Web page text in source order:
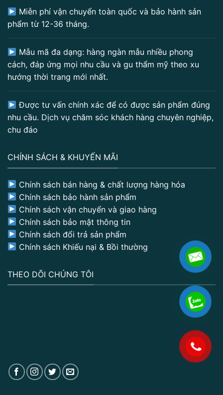
Miễn phí vận chuyển toàn quốc và bảo hành sản
phẩm từ 12-36 tháng.
Mẫu mã đa dạng: hàng ngàn mẫu nhiều phong
cách, đáp ứng mọi nhu cầu và gu thẩm mỹ theo xu
hướng thời trang mới nhất.
Được tư vấn chính xác để có được sản phẩm đúng
nhu cầu. Dịch vụ chăm sóc khách hàng chuyên nghiệp,
chu đáo
CHÍNH SÁCH & KHUYẾN MÃI
Chính sách bán hàng & chất lượng hàng hóa
Chính sách bảo hành sản phẩm
Chính sách vận chuyển và giao hàng
Chính sách bảo mật thông tin
Chính sách đổi trả sản phẩm
Chính sách Khiếu nại & Bồi thường
THEO DÕI CHÚNG TÔI
.